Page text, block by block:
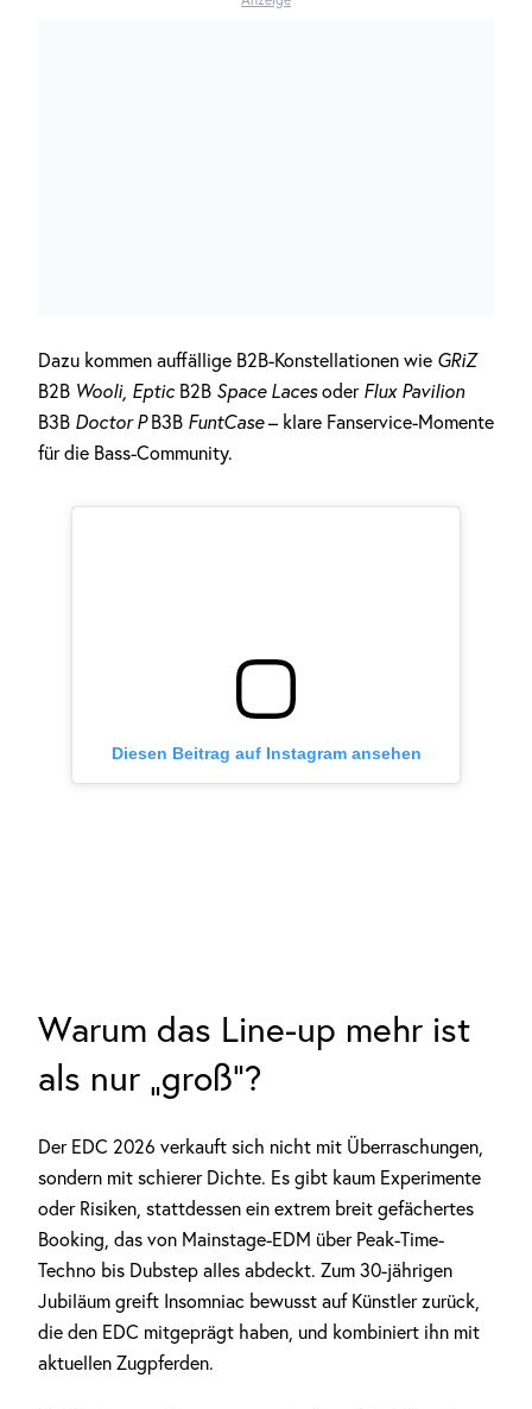
Dazu kommen auffällige B2B-Konstellationen wie GRiZ
B2B Wooli, Eptic B2B Space Lacesoder Flux Pavilion
B3B Doctor PB3B FuntCase– klare Fanservice-Momente
für die Bass-Community.
Diesen Beitrag auf Instagram ansehen
Warum das Line-up mehr ist
als nur „groß“?
Der EDC 2026 verkauft sich nicht mit Überraschungen,
sondern mit schierer Dichte. Es gibt kaum Experimente
oder Risiken, stattdessen ein extrem breit gefächertes
Booking, das von Mainstage-EDM über Peak-Time-
Techno bis Dubstep alles abdeckt. Zum 30-jährigen
Jubiläum greift Insomniac bewusst auf Künstler zurück,
die den EDC mitgeprägt haben, und kombiniert ihn mit
aktuellen Zugpferden.